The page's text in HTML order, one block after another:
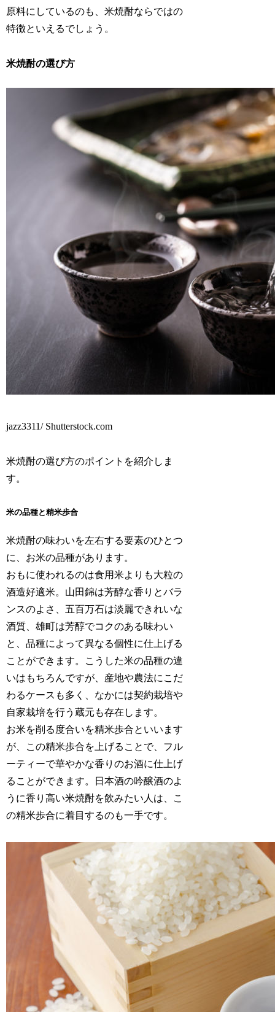
原料にしているのも、米焼酎ならではの
特徴といえるでしょう。
米焼酎の選び方
jazz3311/ Shutterstock.com
米焼酎の選び方のポイントを紹介しま
す。
米の品種と精米歩合
米焼酎の味わいを左右する要素のひとつ
に、お米の品種があります。
おもに使われるのは食用米よりも大粒の
酒造好適米。山田錦は芳醇な香りとバラ
ンスのよさ、五百万石は淡麗できれいな
酒質、雄町は芳醇でコクのある味わい
と、品種によって異なる個性に仕上げる
ことができます。こうした米の品種の違
いはもちろんですが、産地や農法にこだ
わるケースも多く、なかには契約栽培や
自家栽培を行う蔵元も存在します。
お米を削る度合いを精米歩合といいます
が、この精米歩合を上げることで、フル
ーティーで華やかな香りのお酒に仕上げ
ることができます。日本酒の吟醸酒のよ
うに香り高い米焼酎を飲みたい人は、こ
の精米歩合に着目するのも一手です。